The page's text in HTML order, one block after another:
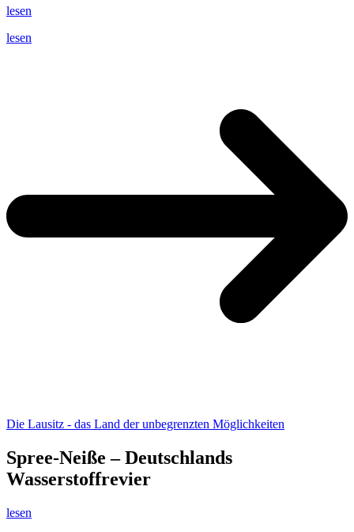
lesen
lesen
Die Lausitz - das Land der unbegrenzten Möglichkeiten
Spree-Neiße – Deutschlands
Wasserstoffrevier
lesen